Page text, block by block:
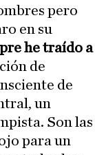
pero
en su
he traído a
de
de
un
Son las
para un